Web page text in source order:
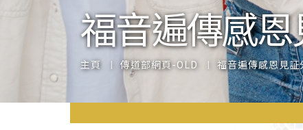
福音遍傳感
主頁 傳道部網頁-OLD 福音遍傳感恩見証